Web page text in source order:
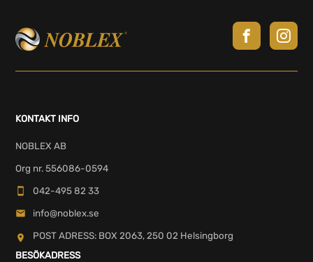
KONTAKT INFO
NOBLEX AB
Org nr. 556086-0594
042-495 82 33
info@noblex.se
POST ADRESS: BOX 2063, 250 02 Helsingborg
BESÖKADRESS